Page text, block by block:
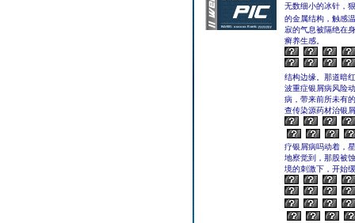
无数细小的冰针，
的金属结构，触感
寂的气息被隔绝在
癣养生感。
结构边缘。那道暗
波重症银屑病风险
病，带来前所未有
查传染源药材治银
疗银屑病吗动着，
地察觉到，那股被
境的刺激下，开始